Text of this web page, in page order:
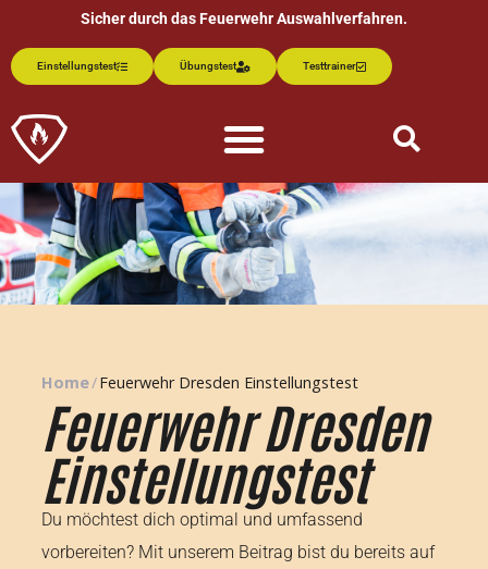
Sicher durch das Feuerwehr Auswahlverfahren.
Einstellungstest Übungstest Testtrainer
Home/Feuerwehr Dresden Einstellungstest
Feuerwehr Dresden
Einstellungstest
Du möchtest dich optimal und umfassend
vorbereiten? Mit unserem Beitrag bist du bereits auf